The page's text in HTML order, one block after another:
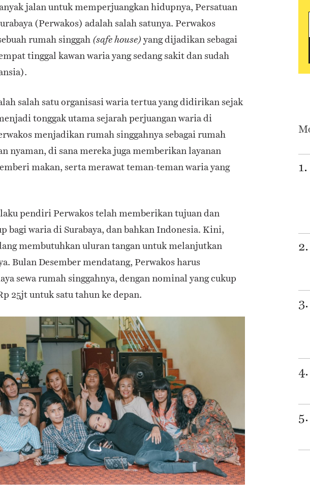
jalan untuk memperjuangkan hidupnya, Persatuan
(Perwakos) adalah salah satunya. Perwakos
rumah singgah (safe house) yang dijadikan sebagai
tinggal kawan waria yang sedang sakit dan sudah
salah satu organisasi waria tertua yang didirikan sejak
tonggak utama sejarah perjuangan waria di
menjadikan rumah singgahnya sebagai rumah
nyaman, di sana mereka juga memberikan layanan
makan, serta merawat teman-teman waria yang
pendiri Perwakos telah memberikan tujuan dan
bagi waria di Surabaya, dan bahkan Indonesia. Kini,
membutuhkan uluran tangan untuk melanjutkan
Bulan Desember mendatang, Perwakos harus
sewa rumah singgahnya, dengan nominal yang cukup
25jt untuk satu tahun ke depan.